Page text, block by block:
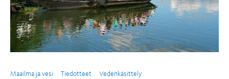
Maailma ja vesi Tiedotteet Vedenkäsittely